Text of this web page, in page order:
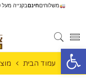
פתח סרגל נגישות
משלוחיםחינםבקנייה מעל 200 ש״ח באשקלון
עמוד הבית